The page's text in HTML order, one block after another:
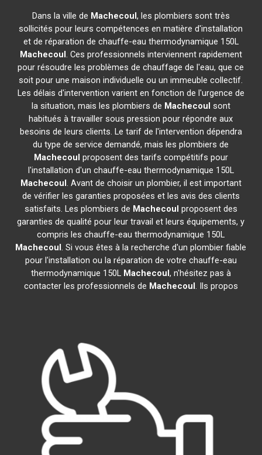
Dans la ville de Machecoul, les plombiers sont très
sollicités pour leurs compétences en matière d'installation
et de réparation de chauffe-eau thermodynamique 150L
Machecoul. Ces professionnels interviennent rapidement
pour résoudre les problèmes de chauffage de l'eau, que ce
soit pour une maison individuelle ou un immeuble collectif.
Les délais d'intervention varient en fonction de l'urgence de
la situation, mais les plombiers de Machecoul sont
habitués à travailler sous pression pour répondre aux
besoins de leurs clients. Le tarif de l'intervention dépendra
du type de service demandé, mais les plombiers de
Machecoul proposent des tarifs compétitifs pour
l'installation d'un chauffe-eau thermodynamique 150L
Machecoul. Avant de choisir un plombier, il est important
de vérifier les garanties proposées et les avis des clients
satisfaits. Les plombiers de Machecoul proposent des
garanties de qualité pour leur travail et leurs équipements, y
compris les chauffe-eau thermodynamique 150L
Machecoul. Si vous êtes à la recherche d'un plombier fiable
pour l'installation ou la réparation de votre chauffe-eau
thermodynamique 150L Machecoul, n'hésitez pas à
contacter les professionnels de Machecoul. Ils propos